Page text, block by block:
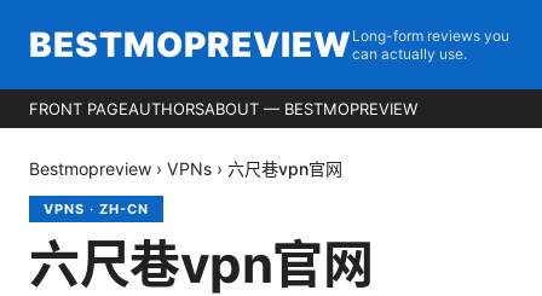
BESTMOPREVIEW Long-form reviews you
can actually use.
FRONT PAGEAUTHORSABOUT — BESTMOPREVIEW
Bestmopreview › VPNs › 六尺巷vpn官网
VPNS · ZH-CN
六尺巷vpn官网